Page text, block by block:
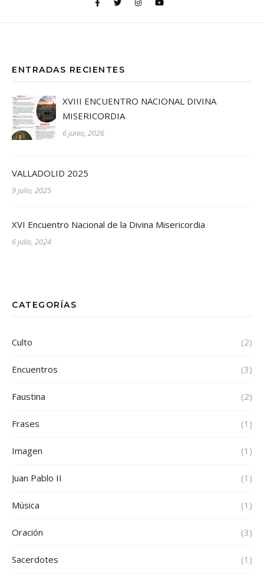
ENTRADAS RECIENTES
XVIII ENCUENTRO NACIONAL DIVINA
MISERICORDIA
6 junio, 2026
VALLADOLID 2025
9 julio, 2025
XVI Encuentro Nacional de la Divina Misericordia
6 julio, 2024
CATEGORÍAS
Culto (2)
Encuentros (3)
Faustina (2)
Frases (1)
Imagen (1)
Juan Pablo II (1)
Música (1)
Oración (3)
Sacerdotes (1)